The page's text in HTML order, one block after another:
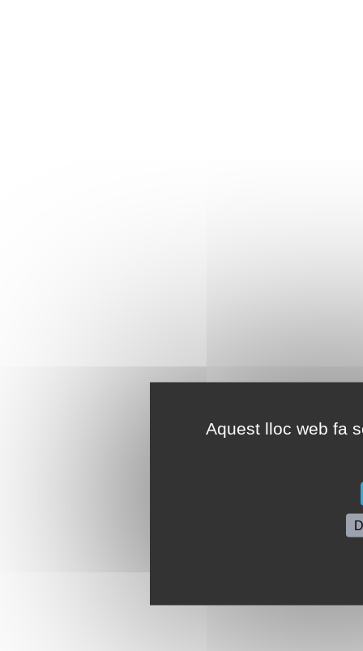
Aquest lloc web fa